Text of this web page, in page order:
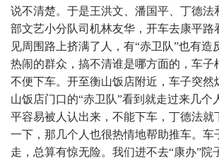
说不清楚。于是王洪文、潘国平、丁德法
部文艺小分队司机林友华，开车去康平路
见周围路上挤满了人，有“赤卫队”也有造
热闹的群众，搞不清谁是哪方面的，车子
不便下车。开至衡山饭店附近，车子突然
山饭店门口的“赤卫队”看到就走过来几个
平容易被人认出来，不能下车，丁德法就
一下，那几个人也很热情地帮助推车。车
走，总算有惊无险。我们进不去“康办”院